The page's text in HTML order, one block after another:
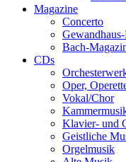
Magazine
Concerto
Bach-
CDs
Oper,
Vokal/Chor
Klavier- und
Geistliche
Orgelmusik